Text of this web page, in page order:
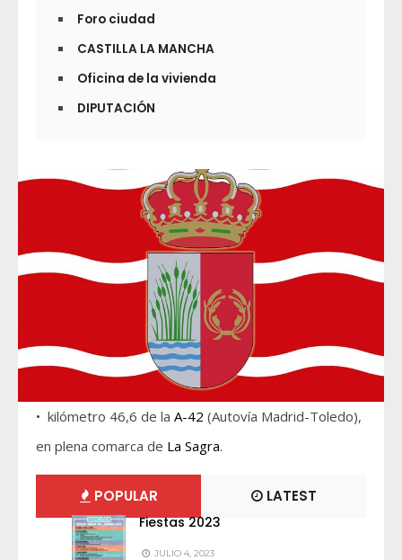
Foro ciudad
CASTILLA LA MANCHA
Oficina de la vivienda
DIPUTACIÓN
• kilómetro 46,6 de la A-42 (Autovía Madrid-Toledo),
en plena comarca de La Sagra.
POPULAR LATEST
Fiestas 2023
JULIO 4, 2023